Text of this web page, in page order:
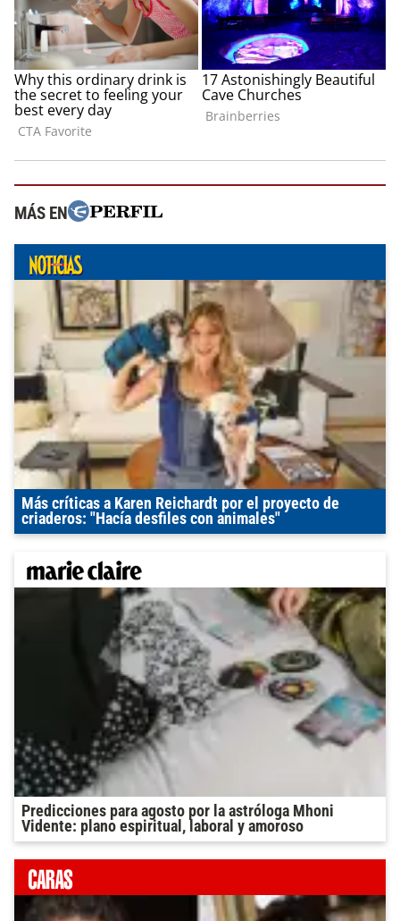
MÁS EN
Más críticas a Karen Reichardt por el proyecto de
criaderos: "Hacía desfiles con animales"
Predicciones para agosto por la astróloga Mhoni
Vidente: plano espiritual, laboral y amoroso